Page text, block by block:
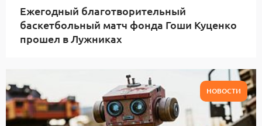
Ежегодный благотворительный
баскетбольный матч фонда Гоши Куценко
прошел в Лужниках
НОВОСТИ